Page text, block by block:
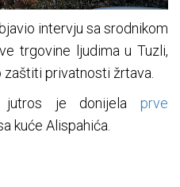
intervju sa srodnikom
trgovine ljudima u Tuzli,
privatnosti žrtava.
jutros je donijela prve
kuće Alispahića.